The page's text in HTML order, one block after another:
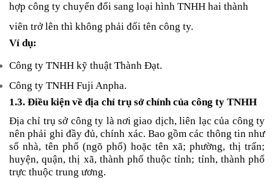
hợp công ty chuyển đổi sang loại hình TNHH hai thành
viên trở lên thì không phải đổi tên công ty.
Ví dụ:
Công ty TNHH kỹ thuật Thành Đạt.
Công ty TNHH Fuji Anpha.
1.3. Điều kiện về địa chỉ trụ sở chính của công ty TNHH
Địa chỉ trụ sở công ty là nơi giao dịch, liên lạc của công ty
nên phải ghi đầy đủ, chính xác. Bao gồm các thông tin như
số nhà, tên phố (ngõ phố) hoặc tên xã; phường, thị trấn;
huyện, quận, thị xã, thành phố thuộc tỉnh; tỉnh, thành phố
trực thuộc trung ương.